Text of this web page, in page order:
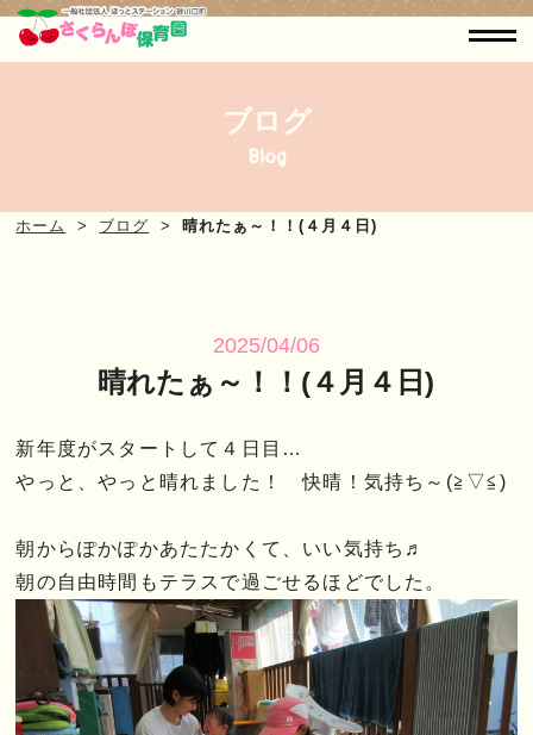
ブログ
Blog
ホーム ブログ 晴れたぁ～！！(４月４日)
2025/04/06
晴れたぁ～！！(４月４日)
新年度がスタートして４日目…
やっと、やっと晴れました！ 快晴！気持ち～(≧▽≦)
朝からぽかぽかあたたかくて、いい気持ち♬
朝の自由時間もテラスで過ごせるほどでした。